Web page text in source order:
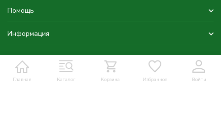
Главная Каталог Корзина Избранное Войти
Помощь
Информация